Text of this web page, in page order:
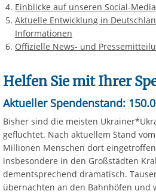
Einblicke auf unseren Social-
Aktuelle Entwicklung in
Informationen
Offizielle News- und
Helfen Sie mit Ihrer
Aktueller Spendenstand:
Bisher sind die meisten
geflüchtet. Nach aktuellem Stand
Millionen Menschen dort
insbesondere in den Großstädten
dementsprechend dramatisch.
übernachten an den Bahnhöfen und